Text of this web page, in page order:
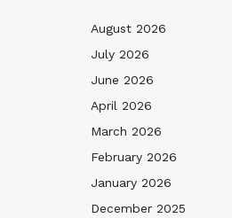
August 2026
July 2026
June 2026
April 2026
March 2026
February 2026
January 2026
December 2025